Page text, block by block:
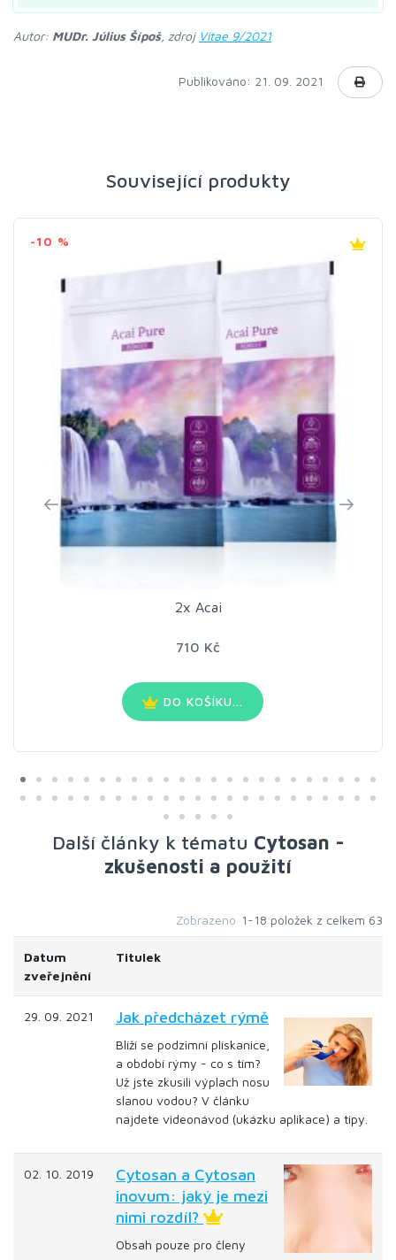
Autor: MUDr. Július Šípoš, zdroj Vitae 9/2021
Publikováno: 21. 09. 2021
Související produkty
-10 %
2x Acai
710 Kč
DO KOŠÍKU...
Další články k tématu Cytosan -
zkušenosti a použití
Zobrazeno 1-18 položek z celkem 63
Datum
zveřejnění
Titulek
29. 09. 2021 Jak předcházet rýmě
Blíží se podzimní plískanice,
a období rýmy - co s tím?
Už jste zkusili výplach nosu
slanou vodou? V článku
najdete videonávod (ukázku aplikace) a tipy.
02. 10. 2019
Cytosan a Cytosan
inovum: jaký je mezi
nimi rozdíl?
Obsah pouze pro členy